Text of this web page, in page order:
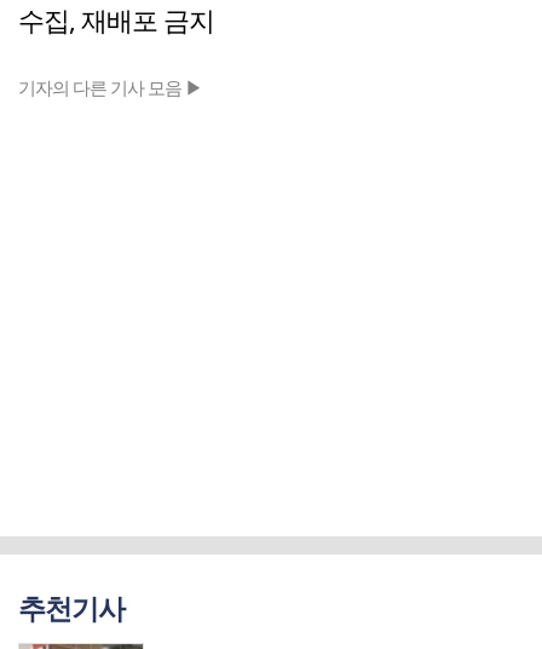
수집, 재배포 금지
기자의 다른 기사 모음 ▶
추천기사